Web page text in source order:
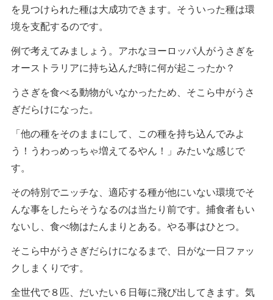
を見つけられた種は大成功できます。そういった種は環
境を支配するのです。
例で考えてみましょう。アホなヨーロッパ人がうさぎを
オーストラリアに持ち込んだ時に何が起こったか？
うさぎを食べる動物がいなかったため、そこら中がうさ
ぎだらけになった。
「他の種をそのままにして、この種を持ち込んでみよ
う！うわっめっちゃ増えてるやん！」みたいな感じで
す。
その特別でニッチな、適応する種が他にいない環境でそ
んな事をしたらそうなるのは当たり前です。捕食者もい
ないし、食べ物はたんまりとある。やる事はひとつ。
そこら中がうさぎだらけになるまで、日がな一日ファッ
クしまくりです。
全世代で８匹、だいたい６日毎に飛び出してきます。気